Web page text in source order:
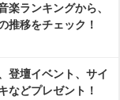
楽ランキングから、
推移をチェック！
登壇イベント、サイ
などプレゼント！